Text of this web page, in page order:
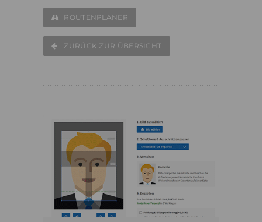
ROUTENPLANER
ZURÜCK ZUR ÜBERSICHT